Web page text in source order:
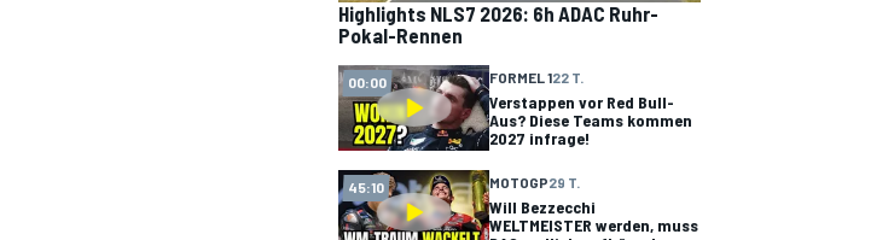
Highlights NLS7 2026: 6h ADAC Ruhr-
Pokal-Rennen
00:00 FORMEL 122 T.
Verstappen vor Red Bull-
Aus? Diese Teams kommen
2027 infrage!
45:10 MOTOGP29 T.
Will Bezzecchi
WELTMEISTER werden, muss